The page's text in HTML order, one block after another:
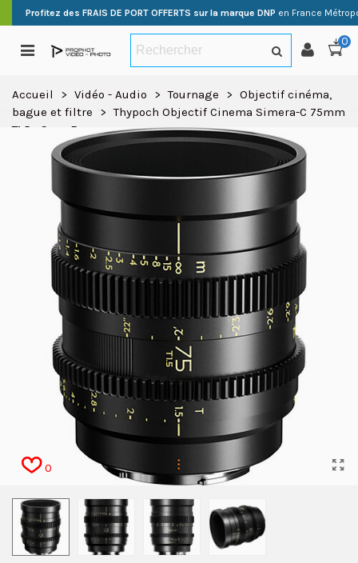
Profitez des FRAIS DE PORT OFFERTS sur la marque DNP en France
0
Accueil > Vidéo - Audio > Tournage > Objectif cinéma,
bague et filtre
> Thypoch Objectif Cinema Simera-C 75mm
T1.5 - Sony E
0